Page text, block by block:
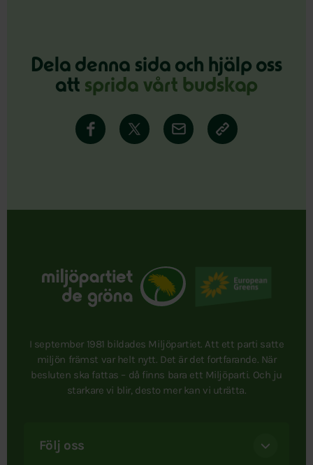
Dela denna sida och hjälp oss
att sprida vårt budskap
I september 1981 bildades Miljöpartiet. Att ett parti satte
miljön främst var helt nytt. Det är det fortfarande. När
besluten ska fattas – då finns bara ett Miljöparti. Och ju
starkare vi blir, desto mer kan vi uträtta.
Följ oss